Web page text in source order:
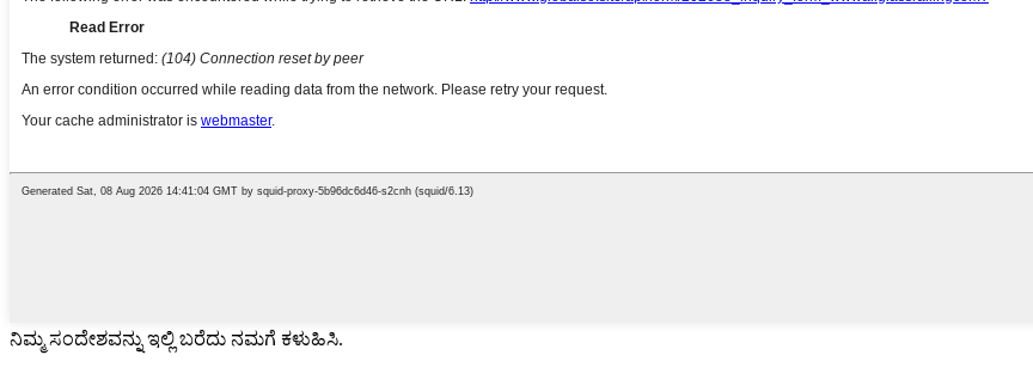
ನಿಮ್ಮ ಸಂದೇಶವನ್ನು ಇಲ್ಲಿ ಬರೆದು ನಮಗೆ ಕಳುಹಿಸಿ.